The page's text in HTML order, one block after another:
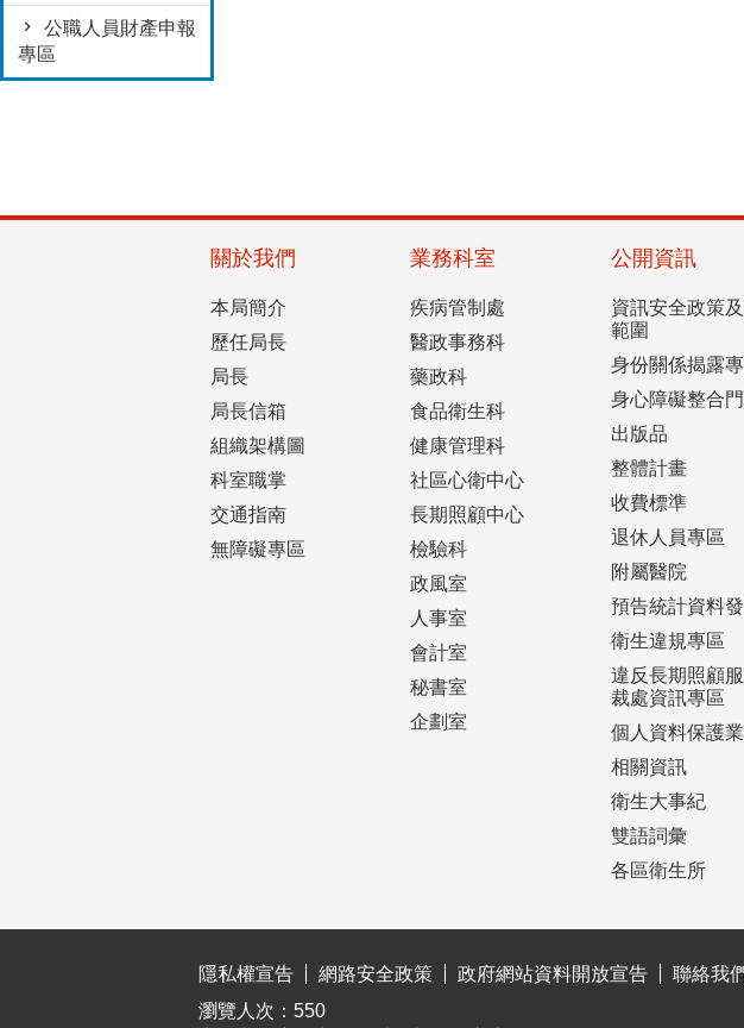
公職人員財產申報
專區
關於我們
本局簡介
歷任局長
局長
局長信箱
組織架構圖
科室職掌
交通指南
無障礙專區
業務科室
疾病管制處
醫政事務科
藥政科
食品衛生科
健康管理科
社區心衛中心
長期照顧中心
檢驗科
政風室
人事室
會計室
秘書室
企劃室
公開資訊
資訊安全政策
範圍
身份關係揭露
身心障礙整合
出版品
整體計畫
收費標準
退休人員專區
附屬醫院
預告統計資料
衛生違規專區
違反長期照顧
裁處資訊專區
個人資料保護
相關資訊
衛生大事紀
雙語詞彙
各區衛生所
隱私權宣告
網路安全政策 政府網站資料開放宣告 聯絡我
瀏覽人次： 550